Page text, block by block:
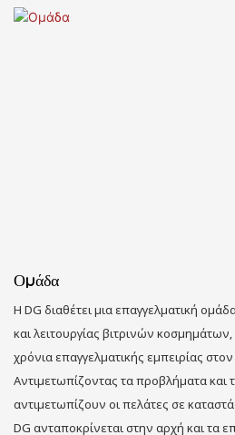
Ομάδα
Η DG διαθέτει μια επαγγελματική
και λειτουργίας βιτρινών
χρόνια επαγγελματικής εμπειρίας
Αντιμετωπίζοντας τα προβλήματα και
αντιμετωπίζουν οι πελάτες σε
DG ανταποκρίνεται στην αρχή και τα